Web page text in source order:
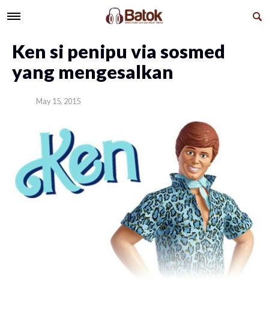
​Ken si penipu via sosmed
yang mengesalkan
May 15, 2015